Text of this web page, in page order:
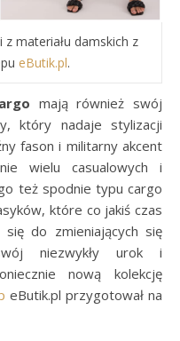
materiału damskich z
eButik.pl.
mają również swój
który nadaje stylizacji
fason i militarny akcent
wielu casualowych i
też spodnie typu cargo
które co jakiś czas
do zmieniających się
niezwykły urok i
nową kolekcję
eButik.pl przygotował na